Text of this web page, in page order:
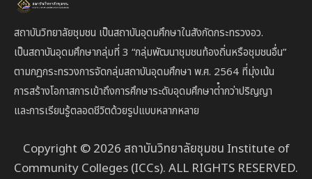
มัธยมศึกษา
ความพร้อมของผู้
เรียนสู่การศึกษา
ต่อและการ
ประกอบอาชีพใน
อนาคต
สถาบันวิทยาลัยชุมชน เป็นสถาบันอุดมศึกษาในสังกัดกระทรวงอว.
เป็นสถาบันอุดมศึกษากลุ่มที่ 3 “กลุ่มพัฒนาชุมชนท้องถิ่นหรือชุมชนอื่น”
ตามกฎกระทรวงการจัดกลุ่มสถาบันอุดมศึกษา พ.ศ. 2564 ที่มุ่งเน้น
การสร้างโอกาสการเข้าถึงการศึกษาระดับอุดมศึกษาต่ํากว่าปริญญา
และการเรียนรู้ตลอดชีวิตด้วยรูปแบบหลากหลาย
Copyright © 2026 สถาบันวิทยาลัยชุมชน Institute of
Community Colleges (ICCs). ALL RIGHTS RESERVED.